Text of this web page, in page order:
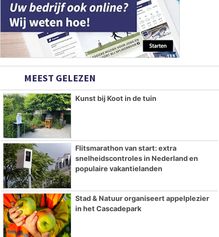
MEEST GELEZEN
Kunst bij Koot in de tuin
Flitsmarathon van start: extra
snelheidscontroles in Nederland en
populaire vakantielanden
Stad & Natuur organiseert appelplezier
in het Cascadepark